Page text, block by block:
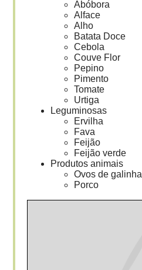
Abóbora
Alface
Alho
Batata Doce
Cebola
Couve Flor
Pepino
Pimento
Tomate
Urtiga
Leguminosas
Ervilha
Fava
Feijão
Feijão verde
Produtos animais
Ovos de galinha
Porco